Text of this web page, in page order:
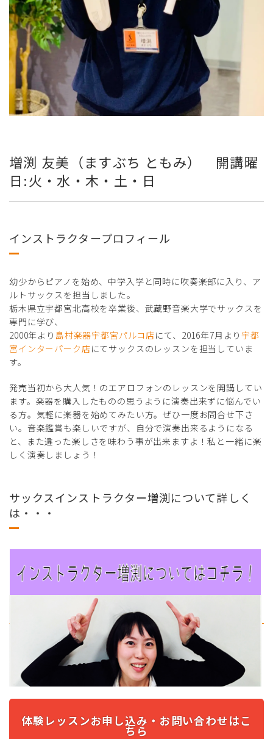
増渕 友美（ますぶち ともみ） 開講曜
日:火・水・木・土・日
インストラクタープロフィール
幼少からピアノを始め、中学入学と同時に吹奏楽部に入り、ア
ルトサックスを担当しました。
栃木県立宇都宮北高校を卒業後、武蔵野音楽大学でサックスを
専門に学び、
2000年より 島村楽器宇都宮パルコ店にて、2016年7月より宇都
宮インターパーク店にてサックスのレッスンを担当していま
す。
発売当初から大人気！のエアロフォンのレッスンを開講してい
ます。楽器を購入したものの思うように演奏出来ずに悩んでい
る方。気軽に楽器を始めてみたい方。ぜひ一度お問合せ下さ
い。音楽鑑賞も楽しいですが、自分で演奏出来るようになる
と、また違った楽しさを味わう事が出来ますよ！私と一緒に楽
しく演奏しましょう！
サックスインストラクター増渕について詳しく
は・・・
体験レッスンお申し込み・お問い合わせはこ
ちら